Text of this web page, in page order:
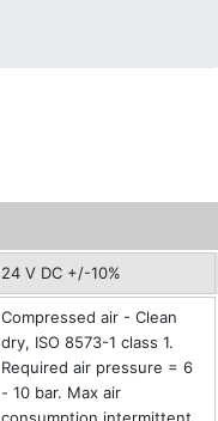
24 V DC +/-10%
Compressed air - Clean
dry, ISO 8573-1 class 1.
Required air pressure = 6
- 10 bar. Max air